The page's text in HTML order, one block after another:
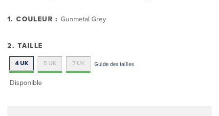
1. COULEUR :Gunmetal Grey
2. TAILLE
4 UK 5 UK 7 UK Guide des tailles
Disponible